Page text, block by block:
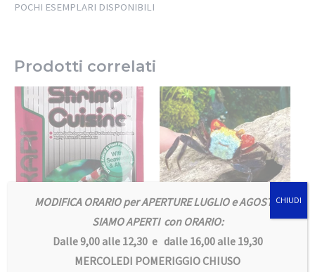
POCHI ESEMPLARI DISPONIBILI
Prodotti correlati
HIKARI Shrimp
Cuisine Mangime
Geosesarma Rouxi-
Granchio terricolo –
MODIFICA ORARIO per APERTURE LUGLIO e AGOSTO
SIAMO APERTI con ORARIO:
Dalle 9,00 alle 12,30 e dalle 16,00 alle 19,30
MERCOLEDI POMERIGGIO CHIUSO
CHIUDI